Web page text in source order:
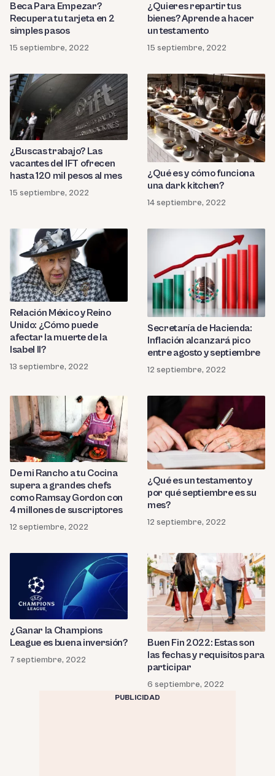
Beca Para Empezar?
Recupera tu tarjeta en 2
simples pasos
15 septiembre, 2022
¿Quieres repartir tus
bienes? Aprende a hacer
un testamento
15 septiembre, 2022
¿Buscas trabajo? Las
vacantes del IFT ofrecen
hasta 120 mil pesos al mes
15 septiembre, 2022
¿Qué es y cómo funciona
una dark kitchen?
14 septiembre, 2022
Relación México y Reino
Unido: ¿Cómo puede
afectar la muerte de la
Isabel II?
13 septiembre, 2022
Secretaría de Hacienda:
Inflación alcanzará pico
entre agosto y septiembre
12 septiembre, 2022
De mi Rancho a tu Cocina
supera a grandes chefs
como Ramsay Gordon con
4 millones de suscriptores
12 septiembre, 2022
¿Qué es un testamento y
por qué septiembre es su
mes?
12 septiembre, 2022
¿Ganar la Champions
League es buena inversión?
7 septiembre, 2022
Buen Fin 2022: Estas son
las fechas y requisitos para
participar
6 septiembre, 2022
PUBLICIDAD